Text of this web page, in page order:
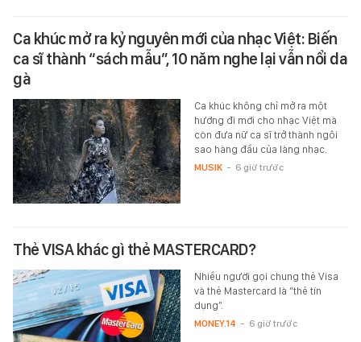
Ca khúc mở ra kỷ nguyên mới của nhạc Việt: Biến
ca sĩ thành “sách mẫu”, 10 năm nghe lại vẫn nổi da
gà
Ca khúc không chỉ mở ra một
hướng đi mới cho nhạc Việt mà
còn đưa nữ ca sĩ trở thành ngôi
sao hàng đầu của làng nhạc.
MUSIK - 6 giờ trước
Thẻ VISA khác gì thẻ MASTERCARD?
Nhiều người gọi chung thẻ Visa
và thẻ Mastercard là “thẻ tín
dụng”.
MONEY.14 - 6 giờ trước